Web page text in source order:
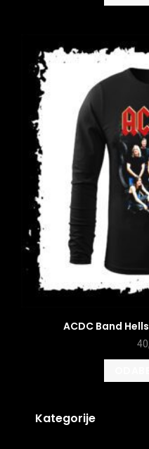
Kategorije
ACDC Band